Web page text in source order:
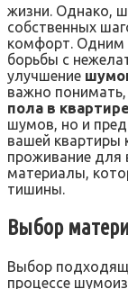
жизни. Однако,
собственных
комфорт. Одним
борьбы с
улучшение
важно понимать,
пола в квартире
шумов, но и
вашей квартиры
проживание для
материалы,
тишины.
Выбор
Выбор
процессе